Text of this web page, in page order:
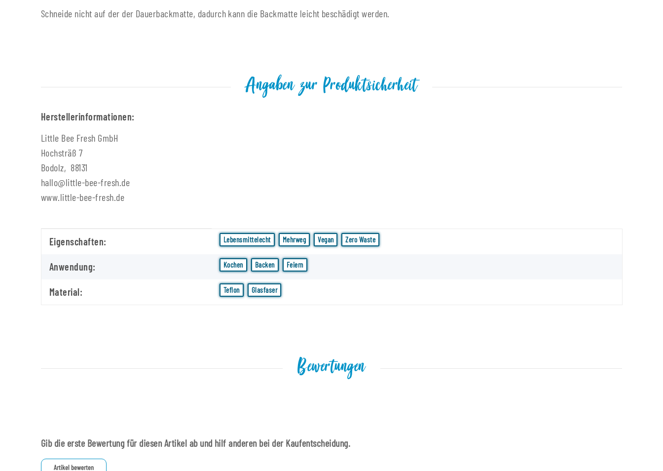
Schneide nicht auf der der Dauerbackmatte, dadurch kann die Backmatte leicht beschädigt werden.
Angaben zur Produktsicherheit
Herstellerinformationen:
Little Bee Fresh GmbH
Hochsträß 7
Bodolz, 88131
hallo@little-bee-fresh.de
www.little-bee-fresh.de
Produkteigenschaft
Wert
Eigenschaften: Lebensmittelecht Mehrweg Vegan Zero Waste
Anwendung: Kochen Backen Feiern
Material: Teflon Glasfaser
Bewertungen
Gib die erste Bewertung für diesen Artikel ab und hilf anderen bei der Kaufentscheidung.
Artikel bewerten